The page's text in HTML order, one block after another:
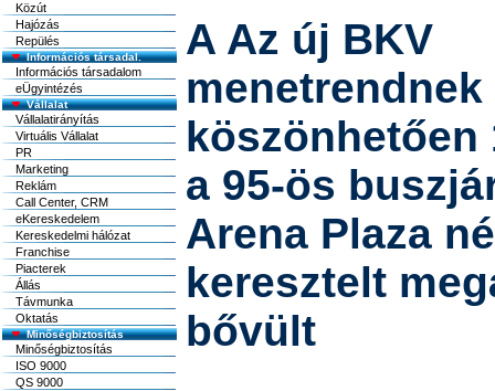
Közút
Hajózás
Repülés
Információs társadal.
Információs társadalom
eÜgyintézés
Vállalat
Vállalatirányítás
Virtuális Vállalat
PR
Marketing
Reklám
Call Center, CRM
eKereskedelem
Kereskedelmi hálózat
Franchise
Piacterek
Állás
Távmunka
Oktatás
Minőségbiztosítás
Minőségbiztosítás
ISO 9000
QS 9000
A Az új BKV
menetrendnek
köszönhetően
a 95-ös
Arena Plaza
keresztelt
bővült